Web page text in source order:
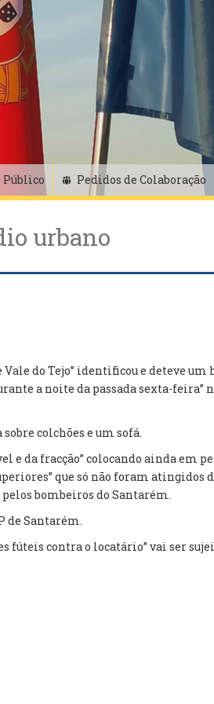
Público Pedidos de Colaboração
urbano
do Tejo” identificou e deteve
a noite da passada sexta-
colchões e um sofá.
da fracção” colocando ainda em
que só não foram
bombeiros do Santarém.
de Santarém.
fúteis contra o locatário” vai ser